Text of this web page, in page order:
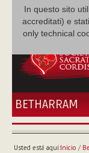
In questo sito
accreditati) e
only technical
BETHARRAM
INICIO
Usted está aquí:Inicio /